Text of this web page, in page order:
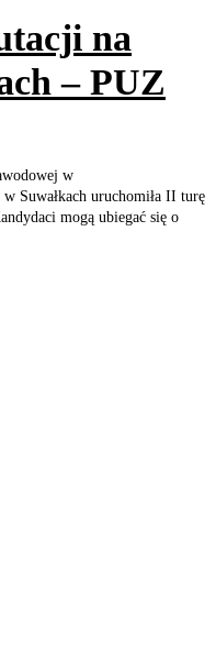
na
– PUZ
w
Suwałkach uruchomiła II turę
mogą ubiegać się o